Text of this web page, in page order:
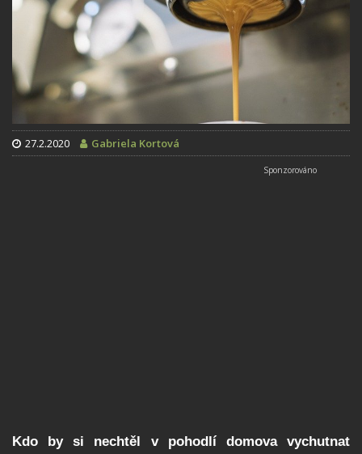
27.2.2020 Gabriela Kortová
Kdo by si nechtěl v pohodlí domova vychutnat